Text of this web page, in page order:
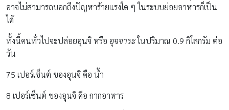
อาจไม่สามารถบอกถึงปัญหาร้ายแรงใด ๆ ในระบบย่อยอาหารก็เป็น
ได้
ทั้งนี้คนทั่วไปจะปล่อยอุนจิ หรือ อุจจาระในปริมาณ 0.9 กิโลกรัม ต่อ
วัน
75 เปอร์เซ็นต์ ของอุนจิ คือ น้ำ
8 เปอร์เซ็นต์ ของอุนจิ คือ กากอาหาร